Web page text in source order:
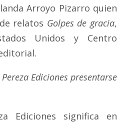
Arroyo Pizarro quien
relatos Golpes de gracia,
Unidos y Centro
Ediciones presentarse
Ediciones significa en